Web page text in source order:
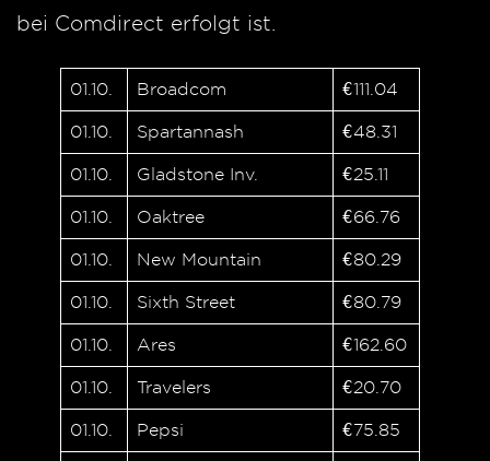
bei Comdirect erfolgt ist.
01.10. Broadcom €111.04
01.10. Spartannash €48.31
01.10. Gladstone Inv. €25.11
01.10. Oaktree €66.76
01.10. New Mountain €80.29
01.10. Sixth Street €80.79
01.10. Ares €162.60
01.10. Travelers €20.70
01.10. Pepsi €75.85